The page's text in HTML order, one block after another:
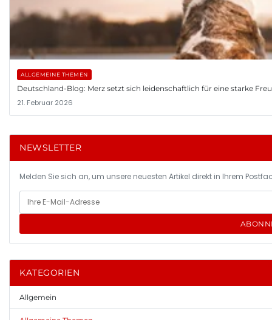
ALLGEMEINE THEMEN
Deutschland-Blog: Merz setzt sich leidenschaftlich für eine starke
21. Februar 2026
NEWSLETTER
Melden Sie sich an, um unsere neuesten Artikel direkt in Ihrem
KATEGORIEN
Allgemein